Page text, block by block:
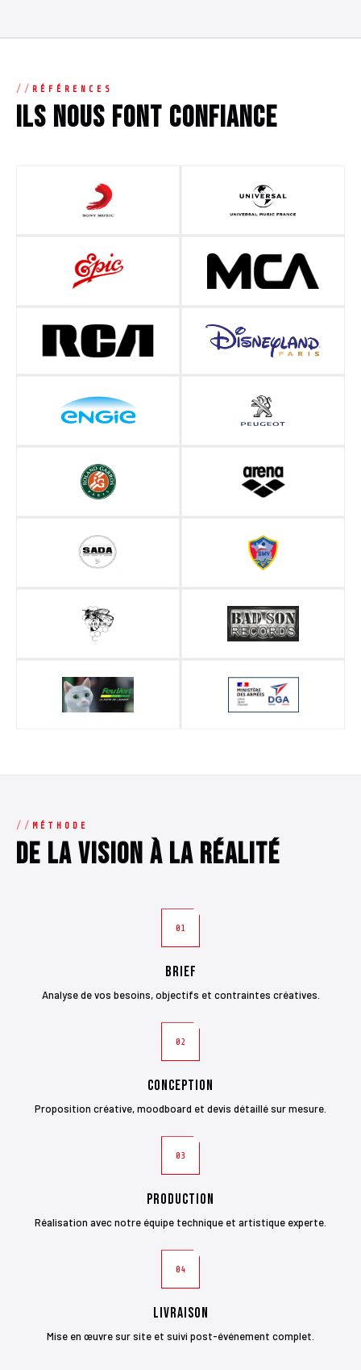
RÉFÉRENCES
Ils nous font confiance
MÉTHODE
De la vision à la réalité
01
Brief
Analyse de vos besoins, objectifs et contraintes créatives.
02
Conception
Proposition créative, moodboard et devis détaillé sur mesure.
03
Production
Réalisation avec notre équipe technique et artistique experte.
04
Livraison
Mise en œuvre sur site et suivi post-événement complet.